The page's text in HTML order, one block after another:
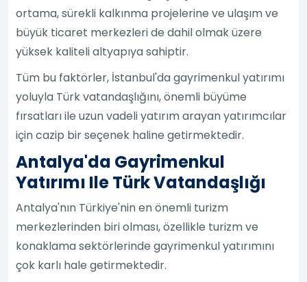
ortama, sürekli kalkınma projelerine ve ulaşım ve
büyük ticaret merkezleri de dahil olmak üzere
yüksek kaliteli altyapıya sahiptir.
Tüm bu faktörler, İstanbul'da gayrimenkul yatırımı
yoluyla Türk vatandaşlığını, önemli büyüme
fırsatları ile uzun vadeli yatırım arayan yatırımcılar
için cazip bir seçenek haline getirmektedir.
Antalya'da Gayrimenkul
Yatırımı Ile Türk Vatandaşlığı
Antalya'nın Türkiye'nin en önemli turizm
merkezlerinden biri olması, özellikle turizm ve
konaklama sektörlerinde gayrimenkul yatırımını
çok karlı hale getirmektedir.